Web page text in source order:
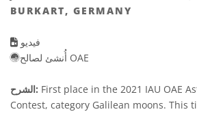
BURKART, GERMANY
فيديو
أُنشئ لصالح OAE
الشرح: First place in the 2021 IAU OAE
Contest, category Galilean moons. This